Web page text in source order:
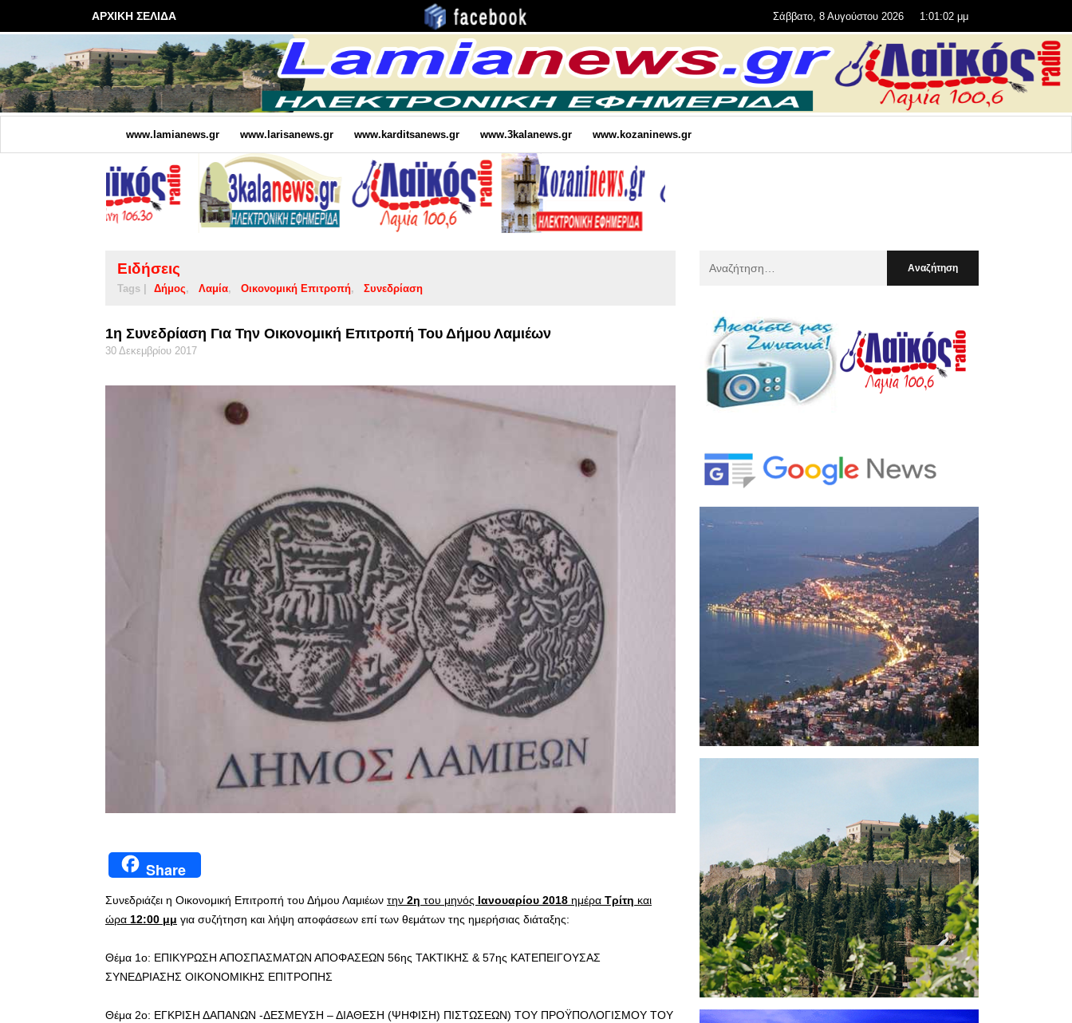
ΑΡΧΙΚΗ ΣΕΛΙΔΑ Σάββατο, 8 Αυγούστου 2026 1:01:03 μμ
www.lamianews.gr www.larisanews.gr www.karditsanews.gr www.3kalanews.gr www.kozaninews.gr
Ειδήσεις
Tags | Δήμος Λαμία Οικονομική Επιτροπή Συνεδρίαση
1η Συνεδρίαση Για Την Οικονομική Επιτροπή Του Δήμου Λαμιέων
30 Δεκεμβρίου 2017
Share
Συνεδριάζει η Οικονομική Επιτροπή του Δήμου Λαμιέων την 2η του μηνός Ιανουαρίου 2018 ημέρα Τρίτη και
ώρα 12:00 μμ για συζήτηση και λήψη αποφάσεων επί των θεμάτων της ημερήσιας διάταξης:
Θέμα 1ο: ΕΠΙΚΥΡΩΣΗ ΑΠΟΣΠΑΣΜΑΤΩΝ ΑΠΟΦΑΣΕΩΝ 56ης ΤΑΚΤΙΚΗΣ & 57ης ΚΑΤΕΠΕΙΓΟΥΣΑΣ
ΣΥΝΕΔΡΙΑΣΗΣ ΟΙΚΟΝΟΜΙΚΗΣ ΕΠΙΤΡΟΠΗΣ
Θέμα 2ο: ΕΓΚΡΙΣΗ ΔΑΠΑΝΩΝ -ΔΕΣΜΕΥΣΗ – ΔΙΑΘΕΣΗ (ΨΗΦΙΣΗ) ΠΙΣΤΩΣΕΩΝ) ΤΟΥ ΠΡΟΫΠΟΛΟΓΙΣΜΟΥ ΤΟΥ